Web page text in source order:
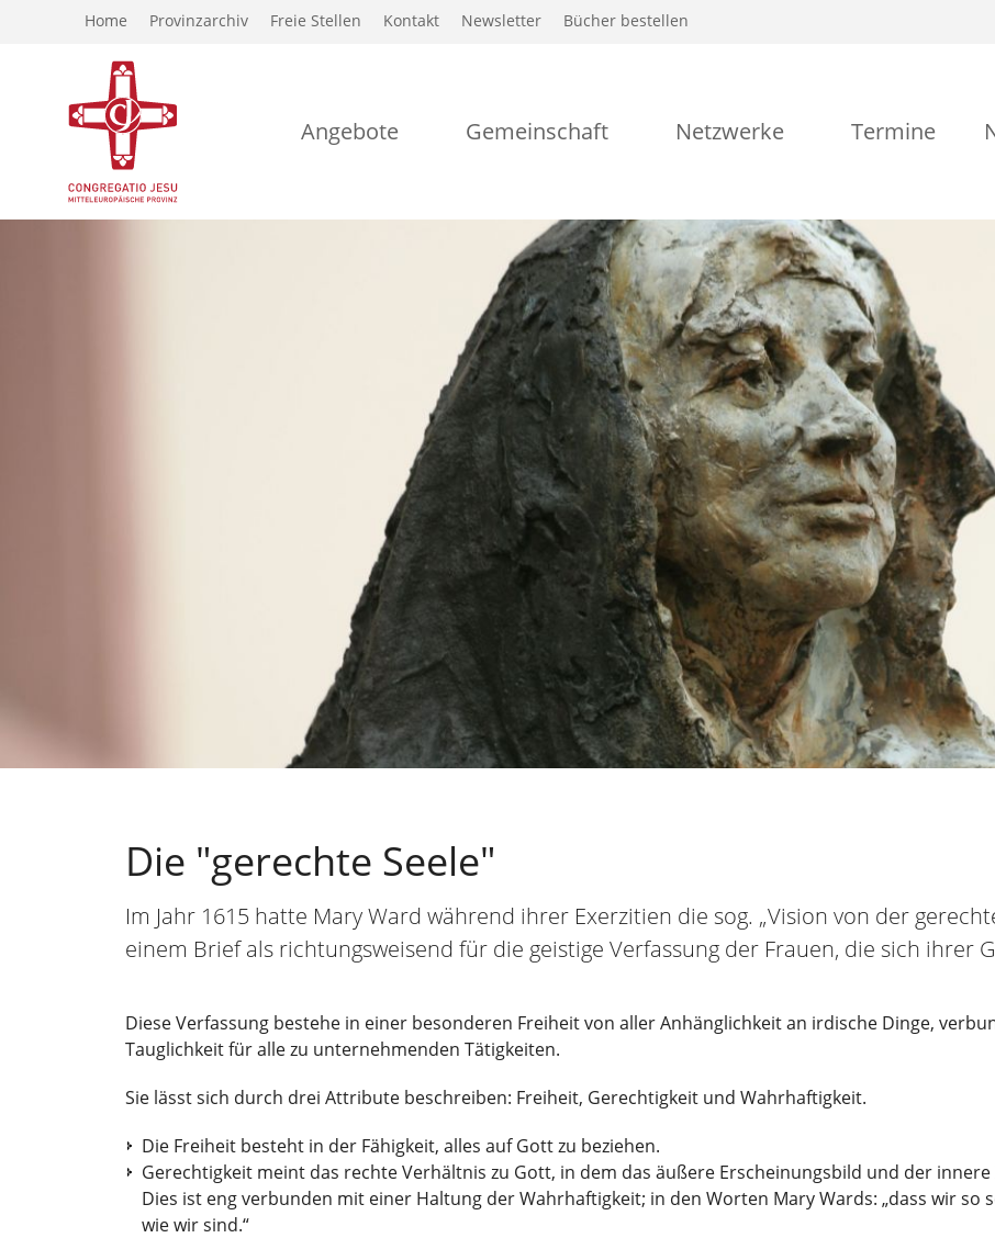
Home Provinzarchiv Freie Stellen Kontakt Newsletter Bücher bestellen
Angebote Gemeinschaft Netzwerke Termine
Die "gerechte Seele"
Im Jahr 1615 hatte Mary Ward während ihrer Exerzitien die sog. „Vision von der
einem Brief als richtungsweisend für die geistige Verfassung der Frauen, die sich ihrer
Diese Verfassung bestehe in einer besonderen Freiheit von aller Anhänglichkeit an irdische Dinge,
Tauglichkeit für alle zu unternehmenden Tätigkeiten.
Sie lässt sich durch drei Attribute beschreiben: Freiheit, Gerechtigkeit und Wahrhaftigkeit.
Die Freiheit besteht in der Fähigkeit, alles auf Gott zu beziehen.
Gerechtigkeit meint das rechte Verhältnis zu Gott, in dem das äußere Erscheinungsbild und der
Dies ist eng verbunden mit einer Haltung der Wahrhaftigkeit; in den Worten Mary Wards: „dass wir so
wie wir sind.“